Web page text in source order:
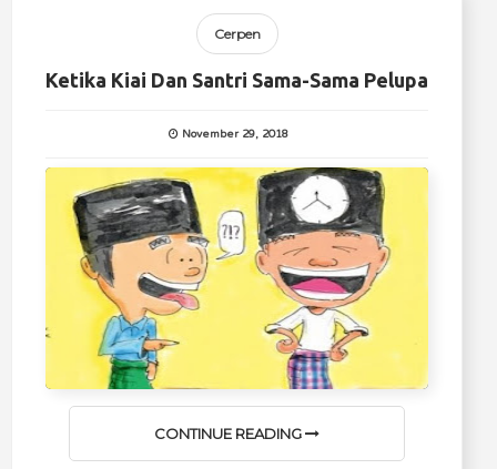
Cerpen
Ketika Kiai Dan Santri Sama-Sama Pelupa
November 29, 2018
CONTINUE READING